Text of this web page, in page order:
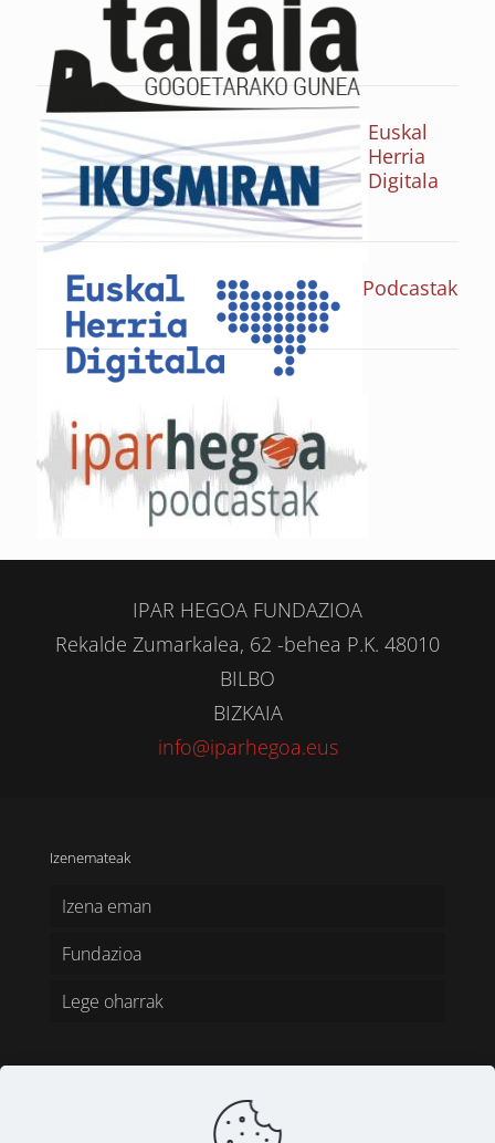
Euskal
Herria
Digitala
Podcastak
IPAR HEGOA FUNDAZIOA
Rekalde Zumarkalea, 62 -behea P.K. 48010
BILBO
BIZKAIA
info@iparhegoa.eus
Izenemateak
Izena eman
Fundazioa
Lege oharrak